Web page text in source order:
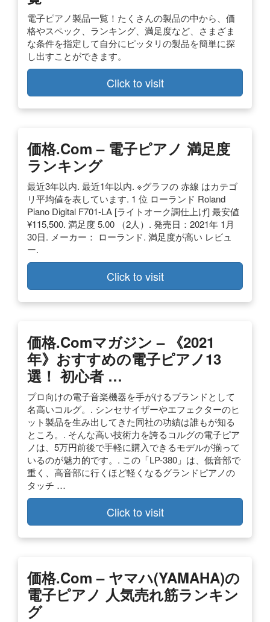
電子ピアノ製品一覧！たくさんの製品の中から、価
格やスペック、ランキング、満足度など、さまざま
な条件を指定して自分にピッタリの製品を簡単に探
し出すことができます。
Click to visit
価格.com – 電子ピアノ 満足度
ランキング
最近3年以内. 最近1年以内. ※グラフの 赤線 はカテゴ
リ平均値を表しています. 1 位 ローランド Roland
Piano Digital F701-LA [ライトオーク調仕上げ] 最安値
¥115,500. 満足度 5.00 （2人）. 発売日：2021年 1月
30日. メーカー： ローランド. 満足度が高い レビュ
ー.
Click to visit
価格.comマガジン – 《2021
年》おすすめの電子ピアノ13
選！ 初心者 …
プロ向けの電子音楽機器を手がけるブランドとして
名高いコルグ。. シンセサイザーやエフェクターのヒ
ット製品を生み出してきた同社の功績は誰もが知る
ところ。. そんな高い技術力を誇るコルグの電子ピア
ノは、5万円前後で手軽に購入できるモデルが揃って
いるのが魅力的です。. この「LP-380」は、低音部で
重く、高音部に行くほど軽くなるグランドピアノの
タッチ …
Click to visit
価格.com – ヤマハ(YAMAHA)の
電子ピアノ 人気売れ筋ランキン
グ